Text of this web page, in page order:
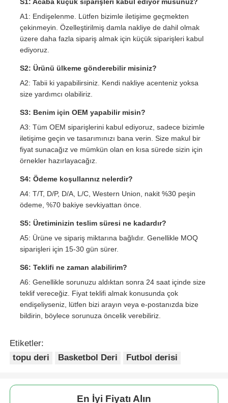
A1: Endişelenme. Lütfen bizimle iletişime geçmekten
çekinmeyin. Özelleştirilmiş damla nakliye de dahil olmak
üzere daha fazla sipariş almak için küçük siparişleri kabul
ediyoruz.
S2: Ürünü ülkeme gönderebilir misiniz?
A2: Tabii ki yapabilirsiniz. Kendi nakliye acenteniz yoksa
size yardımcı olabiliriz.
S3: Benim için OEM yapabilir misin?
A3: Tüm OEM siparişlerini kabul ediyoruz, sadece bizimle
iletişime geçin ve tasarımınızı bana verin. Size makul bir
fiyat sunacağız ve mümkün olan en kısa sürede sizin için
örnekler hazırlayacağız.
S4: Ödeme koşullarınız nelerdir?
A4: T/T, D/P, D/A, L/C, Western Union, nakit %30 peşin
ödeme, %70 bakiye sevkiyattan önce.
S5: Üretiminizin teslim süresi ne kadardır?
A5: Ürüne ve sipariş miktarına bağlıdır. Genellikle MOQ
siparişleri için 15-30 gün sürer.
S6: Teklifi ne zaman alabilirim?
A6: Genellikle sorunuzu aldıktan sonra 24 saat içinde size
teklif vereceğiz. Fiyat teklifi almak konusunda çok
endişeliyseniz, lütfen bizi arayın veya e-postanızda bize
bildirin, böylece sorunuza öncelik verebiliriz.
Etiketler:
topu deri
Basketbol Deri Futbol derisi
En İyi Fiyatı Alın